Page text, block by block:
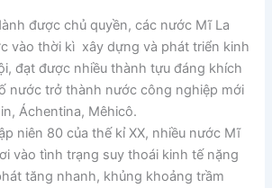
được chủ quyền, các nước Mĩ La
vào thời kì xây dựng và phát triển kinh
đạt được nhiều thành tựu đáng khích
nước trở thành nước công nghiệp mới
Áchentina, Mêhicô.
niên 80 của thế kỉ XX, nhiều nước Mĩ
vào tình trạng suy thoái kinh tế nặng
tăng nhanh, khủng khoảng trầm